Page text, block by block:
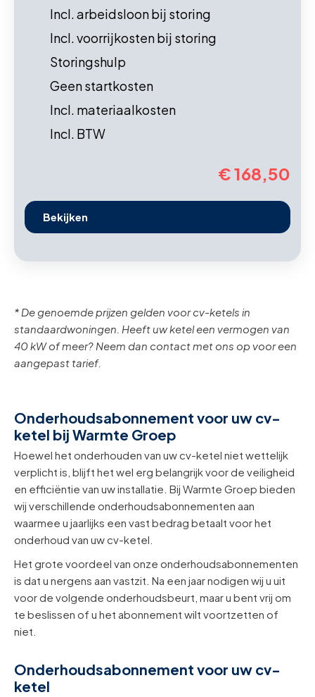
Incl. arbeidsloon bij storing
Incl. voorrijkosten bij storing
Storingshulp
Geen startkosten
Incl. materiaalkosten
Incl. BTW
€ 168,50
Bekijken
* De genoemde prijzen gelden voor cv-ketels in
standaardwoningen. Heeft uw ketel een vermogen van
40 kW of meer? Neem dan contact met ons op voor een
aangepast tarief.
Onderhoudsabonnement voor uw cv-
ketel bij Warmte Groep
Hoewel het onderhouden van uw cv-ketel niet wettelijk
verplicht is, blijft het wel erg belangrijk voor de veiligheid
en efficiëntie van uw installatie. Bij Warmte Groep bieden
wij verschillende onderhoudsabonnementen aan
waarmee u jaarlijks een vast bedrag betaalt voor het
onderhoud van uw cv-ketel.
Het grote voordeel van onze onderhoudsabonnementen
is dat u nergens aan vastzit. Na een jaar nodigen wij u uit
voor de volgende onderhoudsbeurt, maar u bent vrij om
te beslissen of u het abonnement wilt voortzetten of
niet.
Onderhoudsabonnement voor uw cv-
ketel